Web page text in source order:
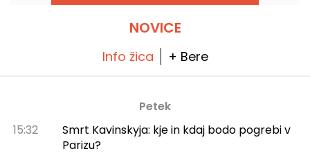
NOVICE
Info žica + Bere
Petek
15:32
Smrt Kavinskyja: kje in kdaj bodo pogrebi v
Parizu?